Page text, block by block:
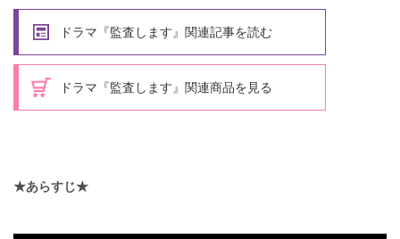
ドラマ『監査します』関連記事を読む
ドラマ『監査します』関連商品を見る
★あらすじ★